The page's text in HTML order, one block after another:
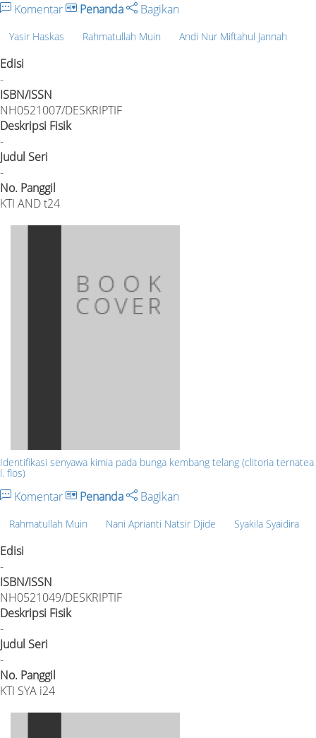
Komentar Penanda Bagikan
Yasir Haskas Rahmatullah Muin Andi Nur Miftahul Jannah
Edisi
-
ISBN/ISSN
NH0521007/DESKRIPTIF
Deskripsi Fisik
-
Judul Seri
-
No. Panggil
KTI AND t24
Identifikasi senyawa kimia pada bunga kembang telang (clitoria ternatea
l. flos)
Komentar Penanda Bagikan
Rahmatullah Muin Nani Aprianti Natsir Djide Syakila Syaidira
Edisi
-
ISBN/ISSN
NH0521049/DESKRIPTIF
Deskripsi Fisik
-
Judul Seri
-
No. Panggil
KTI SYA i24